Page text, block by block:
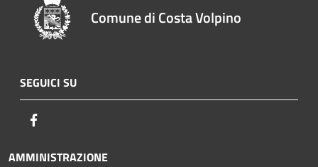
Comune di Costa Volpino
SEGUICI SU
AMMINISTRAZIONE